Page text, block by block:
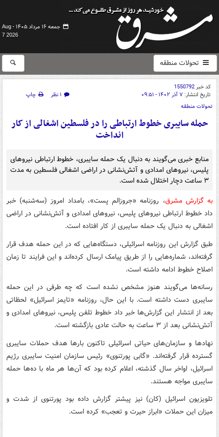
جمعه ۱۶ مرداد ۱۴۰۵ -
Aug
7 2026
تحولات منطقه
کد خبر1550792
تاریخ انتشار: ۷ آذر ۱۴۰۲ - ۰۹:۵۱ ۱ نظر
چاپ
تحولات منطقه
حمله سایبری خطوط ارتباطی را در فلسطین اشغالی از کار
انداخت
منابع خبری می‌گویند به دنبال یک حمله سایبری، خطوط ارتباطی نیروهای
پلیس، نیروهای امدادی و آتش‌نشانی در اراضی اشغالی فلسطین به مدت
۳ ساعت دچار اختلال شده است.
به گزارش مشرق، روزنامه «جروزالم پست»، بامداد امروز (سه‌شنبه) خبر
داد خطوط ارتباطی نیروهای پلیس، نیروهای امدادی و آتش‌نشانی در اراضی
اشغالی به دنبال یک حمله سایبری از کار افتاده است.
طبق گزارش این روزنامه اسرائیلی، دستگاه‌هایی که در این حمله هدف قرار
گرفته‌اند، شماره‌هایی را از طریق پیامک ارسال کرده‌اند و این فرایند تا زمان
اصلاح خطوط ادامه داشته است.
رسانه‌ها می‌گویند هنوز مشخص نشده است که چه طرفی در این حمله
سایبری دست داشته است. با این حال، روزنامه «تایمز اسرائیل» لحظاتی
بعد از انتشار این گزارش‌ها خبر داد خطوط تلفن پلیس، نیروهای امدادی و
آتش‌نشانی بعد از ۳ ساعت به حالت عادی بازگشته است.
نهادها و سازمان‌های حیاتی اسرائیلی تاکنون بارها هدف حملات سایبری
گسترده قرار گرفته‌اند. «گابی پورتنوی» رئیس سازمان امنیت سایبری رژیم
اسرائیل، اواخر سال گذشته، اعلام کرده بود که آن‌ها هر ماه با ده‌ها حمله
سایبری مواجه هستند.
تلویزیون اسرائیل (کان) نیز پیشتر گزارش داده بود پورتنوی از شدت و
میزان این حملات «ابراز حیرت و تعجب» کرده است.